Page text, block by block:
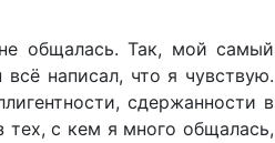
общалась. Так, мой самый
написал, что я чувствую.
сдержанности в
с кем я много общалась,